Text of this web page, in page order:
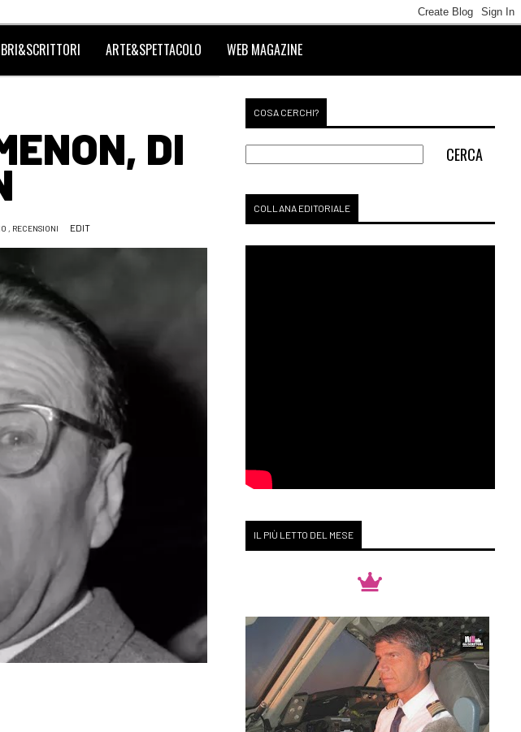
ARTE&SPETTACOLO WEB MAGAZINE
DI
, RECENSIONI EDIT
COSA CERCHI?
COLLANA EDITORIALE
IL PIÙ LETTO DEL MESE